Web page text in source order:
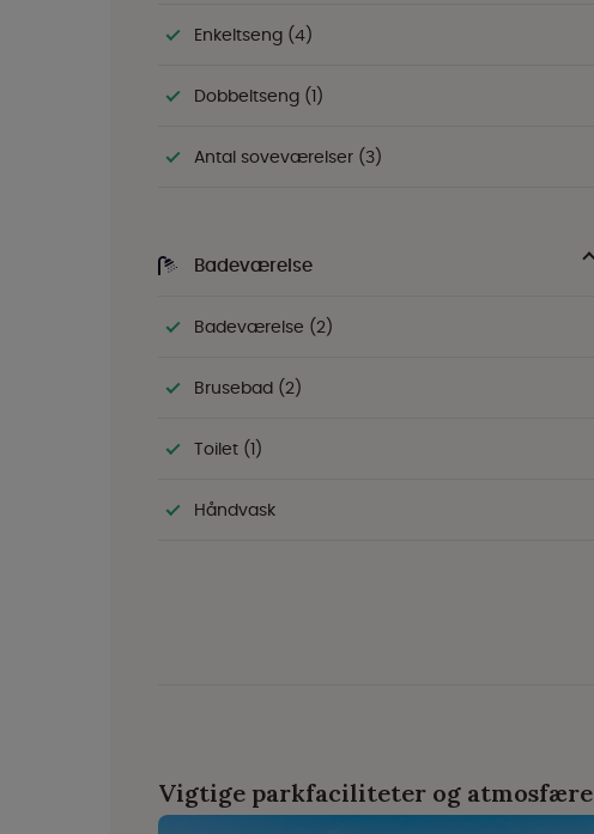
Enkeltseng (4)
Dobbeltseng (1)
Antal soveværelser (3)
Badeværelse
Badeværelse (2)
Brusebad (2)
Toilet (1)
Håndvask
Vigtige parkfaciliteter og atmosfære